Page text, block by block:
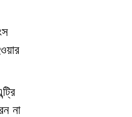
না